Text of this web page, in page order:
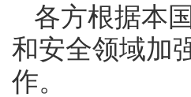
各方根据本
和安全领域加
作。